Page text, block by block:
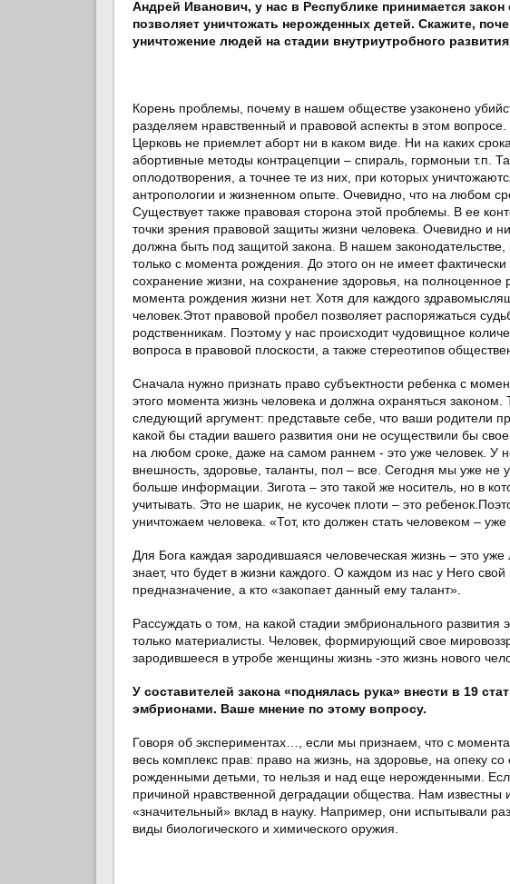
Андрей Иванович, у нас в Республике принимается
позволяет уничтожать нерожденных детей. Скажите,
уничтожение людей на стадии внутриутробного
Корень проблемы, почему в нашем обществе узаконено
разделяем нравственный и правовой аспекты в этом
Церковь не приемлет аборт ни в каком виде. Ни на каких
абортивные методы контрацепции – спираль, гормоныи т.п.
оплодотворения, а точнее те из них, при которых
антропологии и жизненном опыте. Очевидно, что на любом
Существует также правовая сторона этой проблемы. В ее
точки зрения правовой защиты жизни человека. Очевидно и
должна быть под защитой закона. В нашем
только с момента рождения. До этого он не имеет
сохранение жизни, на сохранение здоровья, на
момента рождения жизни нет. Хотя для каждого
человек.Этот правовой пробел позволяет распоряжаться
родственникам. Поэтому у нас происходит чудовищное
вопроса в правовой плоскости, а также стереотипов
Сначала нужно признать право субъектности ребенка с
этого момента жизнь человека и должна охраняться
следующий аргумент: представьте себе, что ваши
какой бы стадии вашего развития они не осуществили бы
на любом сроке, даже на самом раннем - это уже человек. У
внешность, здоровье, таланты, пол – все. Сегодня мы уже
больше информации. Зигота – это такой же носитель, но в
учитывать. Это не шарик, не кусочек плоти – это
уничтожаем человека. «Тот, кто должен стать человеком –
Для Бога каждая зародившаяся человеческая жизнь – это
знает, что будет в жизни каждого. О каждом из нас у Него
предназначение, а кто «закопает данный ему талант».
Рассуждать о том, на какой стадии эмбрионального развития
только материалисты. Человек, формирующий свое
зародившееся в утробе женщины жизнь -это жизнь нового
У составителей закона «поднялась рука» внести в 19
эмбрионами. Ваше мнение по этому вопросу.
Говоря об экспериментах…, если мы признаем, что с
весь комплекс прав: право на жизнь, на здоровье, на опеку
рожденными детьми, то нельзя и над еще нерожденными.
причиной нравственной деградации общества. Нам
«значительный» вклад в науку. Например, они испытывали
виды биологического и химического оружия.